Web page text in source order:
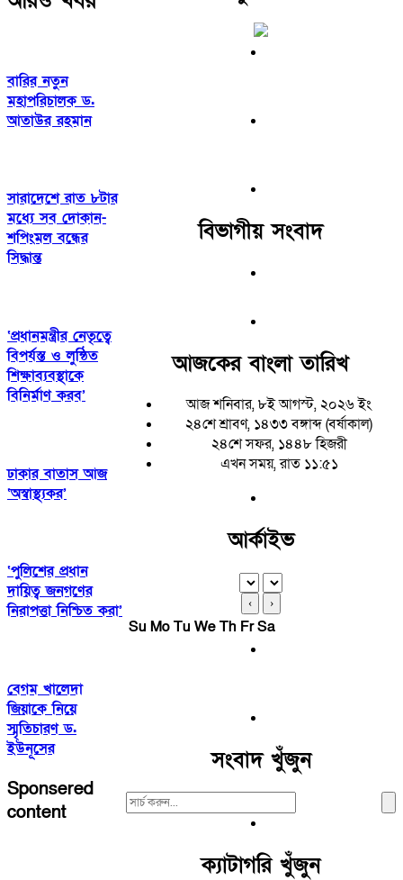
বারির নতুন
মহাপরিচালক ড.
আতাউর রহমান
সারাদেশে রাত ৮টার
মধ্যে সব দোকান-
শপিংমল বন্ধের
সিদ্ধান্ত
‘প্রধানমন্ত্রীর নেতৃত্বে
বিপর্যস্ত ও লুন্ঠিত
শিক্ষাব্যবস্থাকে
বিনির্মাণ করব’
ঢাকার বাতাস আজ
‘অস্বাস্থ্যকর’
‘পুলিশের প্রধান
দায়িত্ব জনগণের
নিরাপত্তা নিশ্চিত করা’
বেগম খালেদা
জিয়াকে নিয়ে
স্মৃতিচারণ ড.
ইউনূসের
Sponsered
content
বিভাগীয় সংবাদ
আজকের বাংলা তারিখ
আজ শনিবার, ৮ই আগস্ট, ২০২৬ ইং
২৪শে শ্রাবণ, ১৪৩৩ বঙ্গাব্দ (বর্ষাকাল)
২৪শে সফর, ১৪৪৮ হিজরী
এখন সময়, রাত ১১:৫১
আর্কাইভ
‹ ›
Su MoTu WeTh FrSa
সংবাদ খুঁজুন
Search
ক্যাটাগরি খুঁজুন